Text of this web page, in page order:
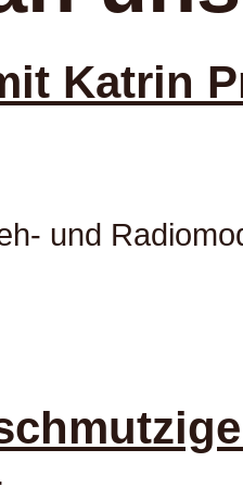
Katrin
und